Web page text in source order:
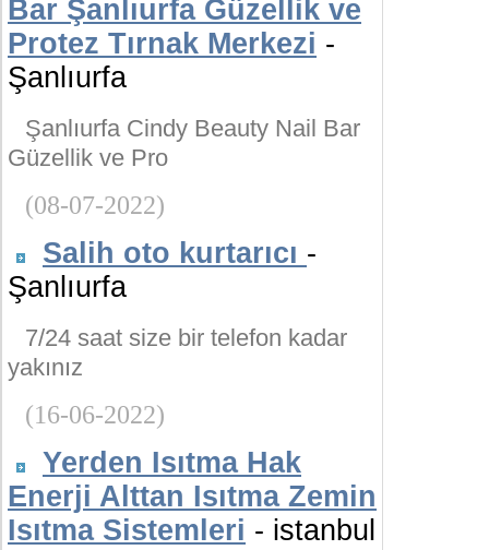
Bar Şanlıurfa Güzellik ve
Protez Tırnak Merkezi -
Şanlıurfa
Şanlıurfa Cindy Beauty Nail Bar
Güzellik ve Pro
(08-07-2022)
Salih oto kurtarıcı -
Şanlıurfa
7/24 saat size bir telefon kadar
yakınız
(16-06-2022)
Yerden Isıtma Hak
Enerji Alttan Isıtma Zemin
Isıtma Sistemleri - istanbul